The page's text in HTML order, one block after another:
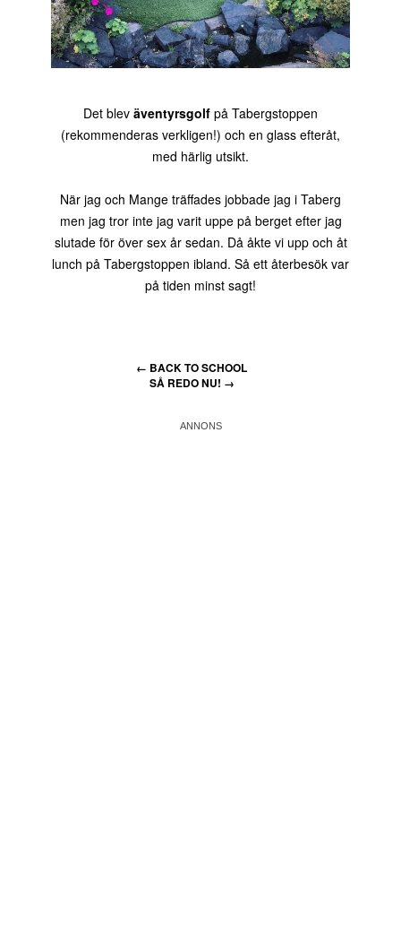
Det blev äventyrsgolf på Tabergstoppen
(rekommenderas verkligen!) och en glass efteråt,
med härlig utsikt.
När jag och Mange träffades jobbade jag i Taberg
men jag tror inte jag varit uppe på berget efter jag
slutade för över sex år sedan. Då åkte vi upp och åt
lunch på Tabergstoppen ibland. Så ett återbesök var
på tiden minst sagt!
← BACK TO SCHOOL
SÅ REDO NU! →